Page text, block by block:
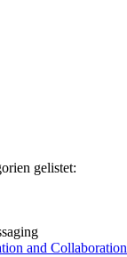
gelistet:
and Collaboration